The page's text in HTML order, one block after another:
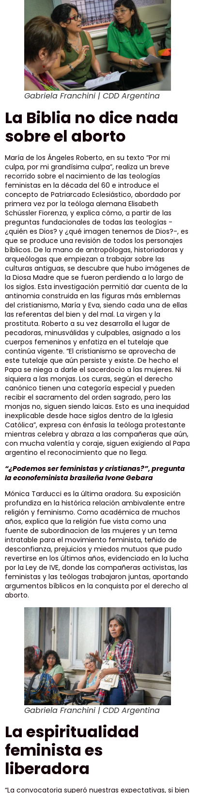
Gabriela Franchini | CDD Argentina
La Biblia no dice nada
sobre el aborto
María de los Ángeles Roberto, en su texto “Por mi
culpa, por mi grandísima culpa”, realiza un breve
recorrido sobre el nacimiento de las teologías
feministas en la década del 60 e introduce el
concepto de Patriarcado Eclesiástico, abordado por
primera vez por la teóloga alemana Elisabeth
Schüssler Fiorenza, y explica cómo, a partir de las
preguntas fundacionales de todas las teologías -
¿quién es Dios? y ¿qué imagen tenemos de Dios?-, es
que se produce una revisión de todos los personajes
bíblicos. De la mano de antropólogas, historiadoras y
arqueólogas que empiezan a trabajar sobre las
culturas antiguas, se descubre que hubo imágenes de
la Diosa Madre que se fueron perdiendo a lo largo de
los siglos. Esta investigación permitió dar cuenta de la
antinomia construida en las figuras más emblemas
del cristianismo, María y Eva, siendo cada una de ellas
las referentas del bien y del mal. La virgen y la
prostituta. Roberto a su vez desarrolla el lugar de
pecadoras, minusválidas y culpables, asignado a los
cuerpos femeninos y enfatiza en el tutelaje que
continúa vigente. “El cristianismo se aprovecha de
este tutelaje que aún persiste y existe. De hecho el
Papa se niega a darle el sacerdocio a las mujeres. Ni
siquiera a las monjas. Los curas, según el derecho
canónico tienen una categoría especial y pueden
recibir el sacramento del orden sagrado, pero las
monjas no, siguen siendo laicas. Esto es una inequidad
inexplicable desde hace siglos dentro de la Iglesia
Católica”, expresa con énfasis la teóloga protestante
mientras celebra y abraza a las compañeras que aún,
con mucha valentía y coraje, siguen exigiendo al Papa
argentino el reconocimiento que no llega.
“¿Podemos ser feministas y cristianas?”, pregunta
la econofeminista brasileña Ivone Gebara
Mónica Tarducci es la última oradora. Su exposición
profundiza en la histórica relación ambivalente entre
religión y feminismo. Como académica de muchos
años, explica que la religión fue vista como una
fuente de subordinacion de las mujeres y un tema
intratable para el movimiento feminista, teñido de
desconfianza, prejuicios y miedos mutuos que pudo
revertirse en los últimos años, evidenciado en la lucha
por la Ley de IVE, donde las compañeras activistas, las
feministas y las teólogas trabajaron juntas, aportando
argumentos bíblicos en la conquista por el derecho al
aborto.
Gabriela Franchini | CDD Argentina
La espiritualidad
feminista es
liberadora
“La convocatoria superó nuestras expectativas, si bien